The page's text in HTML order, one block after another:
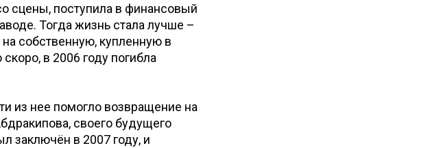
сцены, поступила в финансовый
Тогда жизнь стала лучше –
собственную, купленную в
в 2006 году погибла
из нее помогло возвращение на
своего будущего
заключён в 2007 году, и